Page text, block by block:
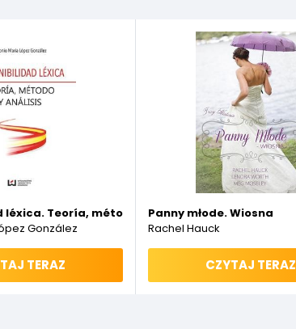
léxica. Teoría, método y análisis
González
TERAZ
Panny młode. Wiosna
Rachel Hauck
CZYTAJ TERAZ